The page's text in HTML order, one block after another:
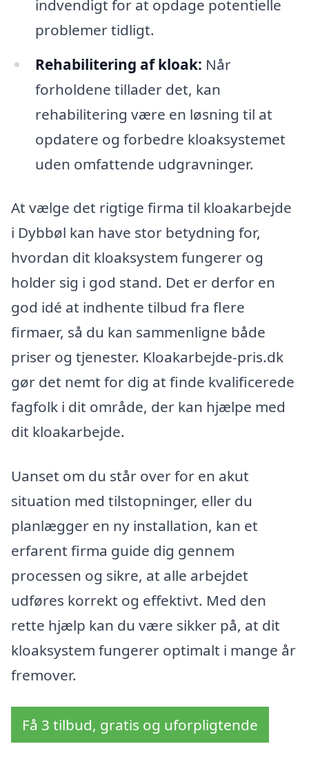
indvendigt for at opdage potentielle
problemer tidligt.
Rehabilitering af kloak: Når
forholdene tillader det, kan
rehabilitering være en løsning til at
opdatere og forbedre kloaksystemet
uden omfattende udgravninger.
At vælge det rigtige firma til kloakarbejde
i Dybbøl kan have stor betydning for,
hvordan dit kloaksystem fungerer og
holder sig i god stand. Det er derfor en
god idé at indhente tilbud fra flere
firmaer, så du kan sammenligne både
priser og tjenester. Kloakarbejde-pris.dk
gør det nemt for dig at finde kvalificerede
fagfolk i dit område, der kan hjælpe med
dit kloakarbejde.
Uanset om du står over for en akut
situation med tilstopninger, eller du
planlægger en ny installation, kan et
erfarent firma guide dig gennem
processen og sikre, at alle arbejdet
udføres korrekt og effektivt. Med den
rette hjælp kan du være sikker på, at dit
kloaksystem fungerer optimalt i mange år
fremover.
Få 3 tilbud, gratis og uforpligtende